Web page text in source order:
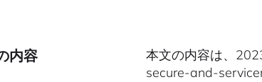
内容
本文の内容は、
secure-and-